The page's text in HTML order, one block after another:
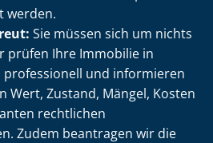
werden.
Sie müssen sich um nichts
prüfen Ihre Immobilie in
professionell und informieren
Wert, Zustand, Mängel, Kosten
rechtlichen
Zudem beantragen wir die